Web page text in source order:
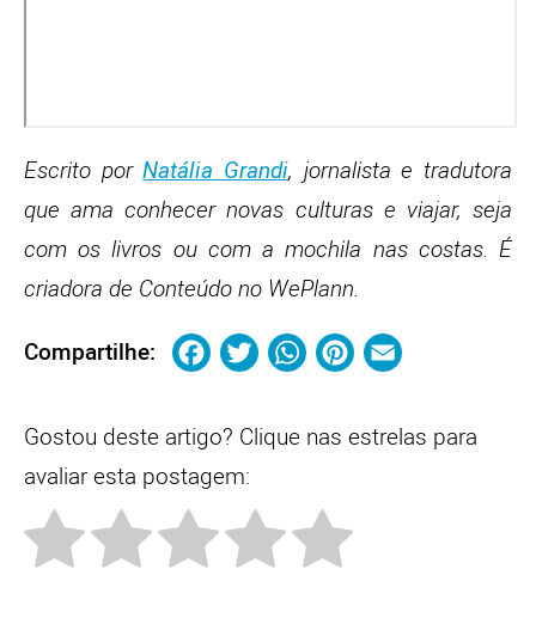
Escrito porNatália Grandi, jornalista e tradutora
que ama conhecer novas culturas e viajar, seja
com os livros ou com a mochila nas costas. É
criadora de Conteúdo no WePlann.
Compartilhe: Facebook
Twitter
WhatsApp
Pinterest
Gostou deste artigo? Clique nas estrelas para
avaliar esta postagem: